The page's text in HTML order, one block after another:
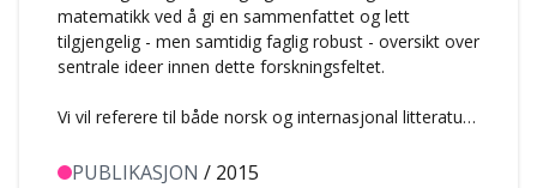
matematikk ved å gi en sammenfattet og lett
tilgjengelig - men samtidig faglig robust - oversikt over
sentrale ideer innen dette forskningsfeltet.
Vi vil referere til både norsk og internasjonal litteratur,
som bakgrunn for det som blir…
PUBLIKASJON / 2015